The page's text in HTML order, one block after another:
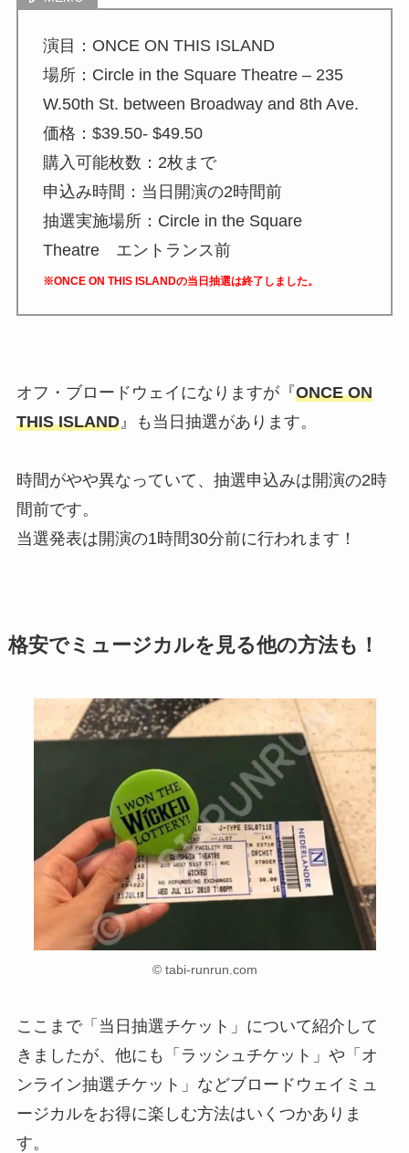
演目：ONCE ON THIS ISLAND
場所：Circle in the Square Theatre – 235
W.50th St. between Broadway and 8th Ave.
価格：$39.50- $49.50
購入可能枚数：2枚まで
申込み時間：当日開演の2時間前
抽選実施場所：Circle in the Square
Theatre エントランス前
※ONCE ON THIS ISLANDの当日抽選は終了しました。
オフ・ブロードウェイになりますが『ONCE ON
THIS ISLAND』も当日抽選があります。
時間がやや異なっていて、抽選申込みは開演の2時
間前です。
当選発表は開演の1時間30分前に行われます！
格安でミュージカルを見る他の方法も！
© tabi-runrun.com
ここまで「当日抽選チケット」について紹介して
きましたが、他にも「ラッシュチケット」や「オ
ンライン抽選チケット」などブロードウェイミュ
ージカルをお得に楽しむ方法はいくつかありま
す。